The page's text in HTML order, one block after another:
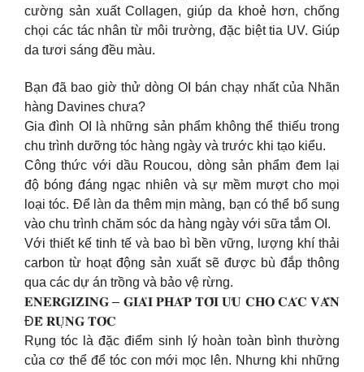
cường sản xuất Collagen, giúp da khoẻ hơn, chống
chọi các tác nhân từ môi trường, đặc biệt tia UV. Giúp
da tươi sáng đều màu.
Bạn đã bao giờ thử dòng OI bán chạy nhất của Nhãn
hàng Davines chưa?
Gia đình OI là những sản phẩm không thể thiếu trong
chu trình dưỡng tóc hàng ngày và trước khi tạo kiểu.
Công thức với dầu Roucou, dòng sản phẩm đem lại
độ bóng đáng ngạc nhiên và sự mềm mượt cho mọi
loại tóc. Để làn da thêm mịn màng, bạn có thể bổ sung
vào chu trình chăm sóc da hàng ngày với sữa tắm OI.
Với thiết kế tinh tế và bao bì bền vững, lượng khí thải
carbon từ hoạt động sản xuất sẽ được bù đắp thông
qua các dự án trồng và bảo vệ rừng.
𝐄𝐍𝐄𝐑𝐆𝐈𝐙𝐈𝐍𝐆 – 𝐆𝐈𝐀̉𝐈 𝐏𝐇𝐀́𝐏 𝐓𝐎̂́𝐈 𝐔̛𝐔 𝐂𝐇𝐎 𝐂𝐀́𝐂 𝐕𝐀̂́𝐍
Đ𝐄̂̀ 𝐑𝐔̣𝐍𝐆 𝐓𝐎́𝐂
Rụng tóc là đặc điểm sinh lý hoàn toàn bình thường
của cơ thể để tóc con mới mọc lên. Nhưng khi những